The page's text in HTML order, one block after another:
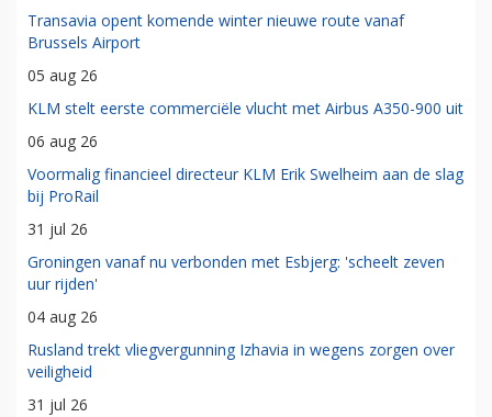
Transavia opent komende winter nieuwe route vanaf
Brussels Airport
05 aug 26
KLM stelt eerste commerciële vlucht met Airbus A350-900 uit
06 aug 26
Voormalig financieel directeur KLM Erik Swelheim aan de slag
bij ProRail
31 jul 26
Groningen vanaf nu verbonden met Esbjerg: 'scheelt zeven
uur rijden'
04 aug 26
Rusland trekt vliegvergunning Izhavia in wegens zorgen over
veiligheid
31 jul 26